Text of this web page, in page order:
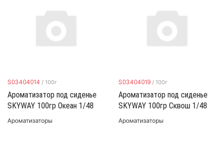
S03404014 / 100г
Ароматизатор под сиденье
SKYWAY 100гр Океан 1/48
Ароматизаторы
S03404019 / 100г
Ароматизатор под сиденье
SKYWAY 100гр Сквош 1/48
Ароматизаторы